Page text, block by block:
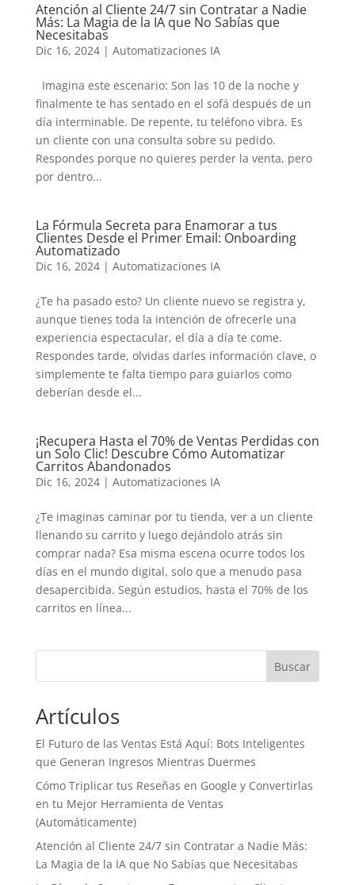
Atención al Cliente 24/7 sin Contratar a Nadie
Más: La Magia de la IA que No Sabías que
Necesitabas
Dic 16, 2024| Automatizaciones IA
Imagina este escenario: Son las 10 de la noche y
finalmente te has sentado en el sofá después de un
día interminable. De repente, tu teléfono vibra. Es
un cliente con una consulta sobre su pedido.
Respondes porque no quieres perder la venta, pero
por dentro...
La Fórmula Secreta para Enamorar a tus
Clientes Desde el Primer Email: Onboarding
Automatizado
Dic 16, 2024| Automatizaciones IA
¿Te ha pasado esto? Un cliente nuevo se registra y,
aunque tienes toda la intención de ofrecerle una
experiencia espectacular, el día a día te come.
Respondes tarde, olvidas darles información clave, o
simplemente te falta tiempo para guiarlos como
deberían desde el...
¡Recupera Hasta el 70% de Ventas Perdidas con
un Solo Clic! Descubre Cómo Automatizar
Carritos Abandonados
Dic 16, 2024| Automatizaciones IA
¿Te imaginas caminar por tu tienda, ver a un cliente
llenando su carrito y luego dejándolo atrás sin
comprar nada? Esa misma escena ocurre todos los
días en el mundo digital, solo que a menudo pasa
desapercibida. Según estudios, hasta el 70% de los
carritos en línea...
Buscar
Artículos
El Futuro de las Ventas Está Aquí: Bots Inteligentes
que Generan Ingresos Mientras Duermes
Cómo Triplicar tus Reseñas en Google y Convertirlas
en tu Mejor Herramienta de Ventas
(Automáticamente)
Atención al Cliente 24/7 sin Contratar a Nadie Más:
La Magia de la IA que No Sabías que Necesitabas